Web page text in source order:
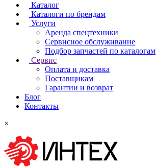
Каталог
Каталоги по брендам
Услуги
Аренда спецтехники
Сервисное обслуживание
Подбор запчастей по каталогам
Сервис
Оплата и доставка
Поставщикам
Гарантии и возврат
Блог
Контакты
×